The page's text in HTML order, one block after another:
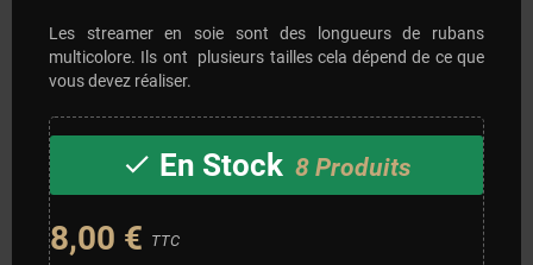
Les streamer en soie sont des longueurs de rubans
multicolore. Ils ont plusieurs tailles cela dépend de ce que
vous devez réaliser.
check En Stock 8 Produits
8,00 € TTC